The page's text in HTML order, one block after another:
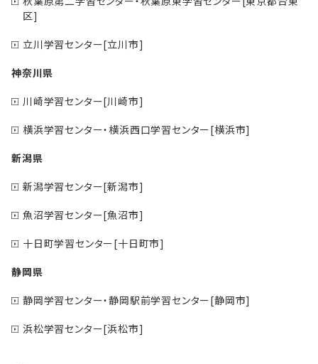
区]
立川学習センター[立川市]
神奈川県
川崎学習センター[川崎市]
横浜学習センター・横浜西口学習センター[横浜市]
新潟県
新潟学習センター[新潟市]
魚沼学習センター[魚沼市]
十日町学習センター[十日町市]
静岡県
静岡学習センター・静岡駅前学習センター[静岡市]
浜松学習センター[浜松市]